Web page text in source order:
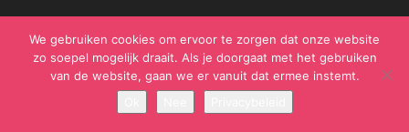
© Samen Zwanger - Copyright - Gericht Media 2017 - 2021
We gebruiken cookies om ervoor te zorgen dat onze website
zo soepel mogelijk draait. Als je doorgaat met het gebruiken
van de website, gaan we er vanuit dat ermee instemt.